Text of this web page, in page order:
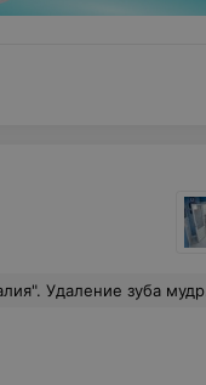
хирургу-стоматологу Давидюку Ивану Ивановичу! Желаю удачи всему коллективу и процветания клинике!